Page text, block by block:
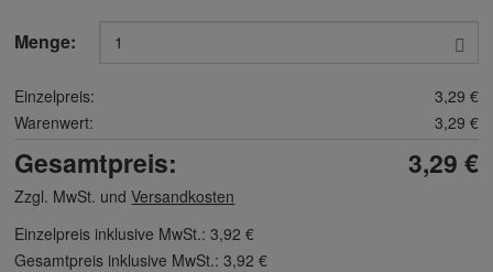
Menge:
Einzelpreis:
3,29 €
Warenwert:
3,29 €
Gesamtpreis: 3,29 €
Zzgl. MwSt. undVersandkosten
Einzelpreis inklusive MwSt.:3,92 €
Gesamtpreis inklusive MwSt.:3,92 €